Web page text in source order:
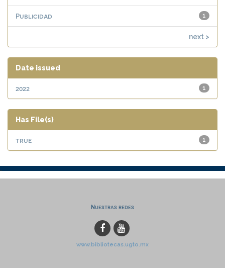
1
Publicidad
next >
Date issued
1
2022
Has File(s)
1
true
Nuestras redes
www.bibliotecas.ugto.mx